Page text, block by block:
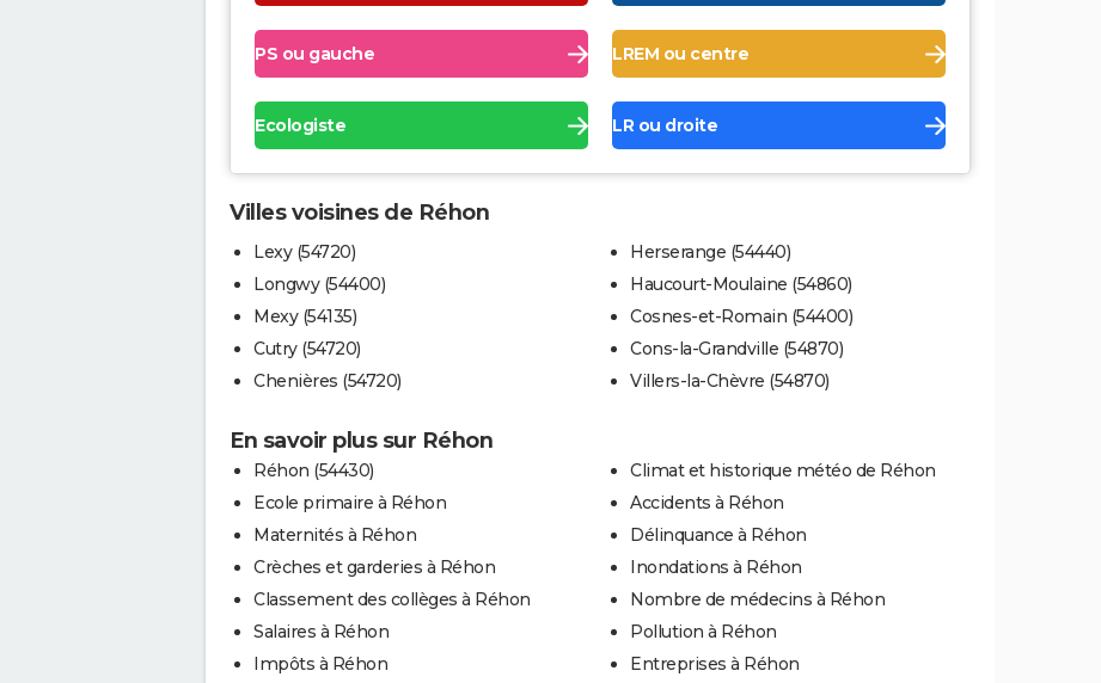
PS ou gauche LREM ou centre
Ecologiste LR ou droite
Villes voisines de Réhon
Lexy (54720)
Longwy (54400)
Mexy (54135)
Cutry (54720)
Chenières (54720)
Herserange (54440)
Haucourt-Moulaine (54860)
Cosnes-et-Romain (54400)
Cons-la-Grandville (54870)
Villers-la-Chèvre (54870)
En savoir plus sur Réhon
Réhon (54430)
Ecole primaire à Réhon
Maternités à Réhon
Crèches et garderies à Réhon
Classement des collèges à Réhon
Salaires à Réhon
Impôts à Réhon
Climat et historique météo de Réhon
Accidents à Réhon
Délinquance à Réhon
Inondations à Réhon
Nombre de médecins à Réhon
Pollution à Réhon
Entreprises à Réhon